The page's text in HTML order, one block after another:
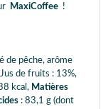
MaxiCoffee !
de pêche, arôme
de fruits : 13%,
kcal, Matières
: 83,1 g (dont